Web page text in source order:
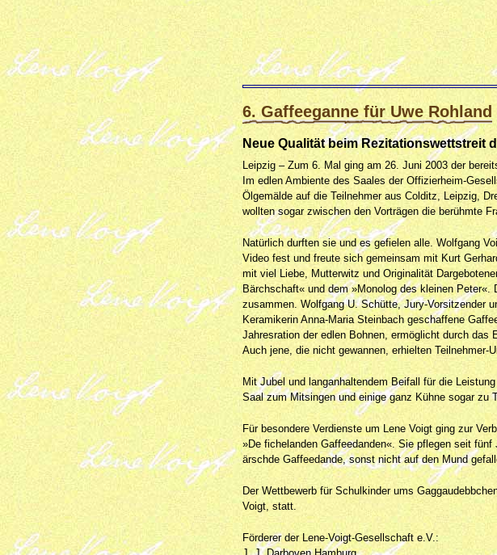
6. Gaffeeganne für Uwe Rohland
Neue Qualität beim Rezitationswettstreit
Leipzig – Zum 6. Mal ging am 26. Juni 2003 der
Im edlen Ambiente des Saales der Offizierheim-
Ölgemälde auf die Teilnehmer aus Colditz, Leipzig,
wollten sogar zwischen den Vorträgen die berühmte
Natürlich durften sie und es gefielen alle. Wolfgang
Video fest und freute sich gemeinsam mit Kurt
mit viel Liebe, Mutterwitz und Originalität
Bärchschaft« und dem »Monolog des kleinen
zusammen. Wolfgang U. Schütte, Jury-Vorsitzender
Keramikerin Anna-Maria Steinbach geschaffene
Jahresration der edlen Bohnen, ermöglicht durch das
Auch jene, die nicht gewannen, erhielten Teilnehmer-
Mit Jubel und langanhaltendem Beifall für die
Saal zum Mitsingen und einige ganz Kühne sogar zu
Für besondere Verdienste um Lene Voigt ging zur
»De fichelanden Gaffeedanden«. Sie pflegen seit
ärschde Gaffeedande, sonst nicht auf den Mund
Der Wettbewerb für Schulkinder ums
Voigt, statt.
Förderer der Lene-Voigt-Gesellschaft e.V.: